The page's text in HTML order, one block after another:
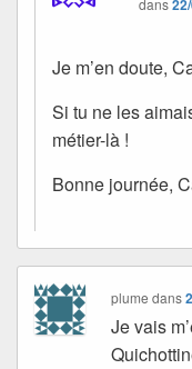
dans
Je m’en doute,
Si tu ne les
métier-là !
Bonne journée,
plume dans
Je vais